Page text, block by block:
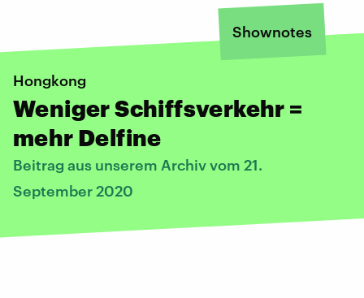
Shownotes
Hongkong
Weniger Schiffsverkehr =
mehr Delfine
Beitrag aus unserem Archiv vom 21.
September 2020